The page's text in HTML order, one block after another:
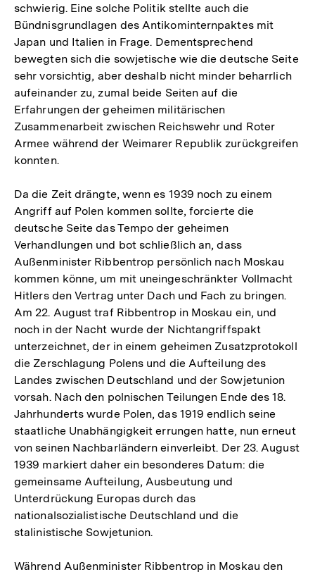
schwierig. Eine solche Politik stellte auch die
Bündnisgrundlagen des Antikominternpaktes mit
Japan und Italien in Frage. Dementsprechend
bewegten sich die sowjetische wie die deutsche Seite
sehr vorsichtig, aber deshalb nicht minder beharrlich
aufeinander zu, zumal beide Seiten auf die
Erfahrungen der geheimen militärischen
Zusammenarbeit zwischen Reichswehr und Roter
Armee während der Weimarer Republik zurückgreifen
konnten.
Da die Zeit drängte, wenn es 1939 noch zu einem
Angriff auf Polen kommen sollte, forcierte die
deutsche Seite das Tempo der geheimen
Verhandlungen und bot schließlich an, dass
Außenminister Ribbentrop persönlich nach Moskau
kommen könne, um mit uneingeschränkter Vollmacht
Hitlers den Vertrag unter Dach und Fach zu bringen.
Am 22. August traf Ribbentrop in Moskau ein, und
noch in der Nacht wurde der Nichtangriffspakt
unterzeichnet, der in einem geheimen Zusatzprotokoll
die Zerschlagung Polens und die Aufteilung des
Landes zwischen Deutschland und der Sowjetunion
vorsah. Nach den polnischen Teilungen Ende des 18.
Jahrhunderts wurde Polen, das 1919 endlich seine
staatliche Unabhängigkeit errungen hatte, nun erneut
von seinen Nachbarländern einverleibt. Der 23. August
1939 markiert daher ein besonderes Datum: die
gemeinsame Aufteilung, Ausbeutung und
Unterdrückung Europas durch das
nationalsozialistische Deutschland und die
stalinistische Sowjetunion.
Während Außenminister Ribbentrop in Moskau den